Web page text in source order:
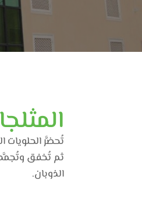
تُحضَّر الحلويات
ثم تُخفق
الذوبان.